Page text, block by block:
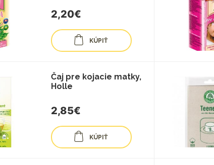
2,20€
KÚPIŤ
Čaj pre kojacie matky,
Holle
2,85€
KÚPIŤ